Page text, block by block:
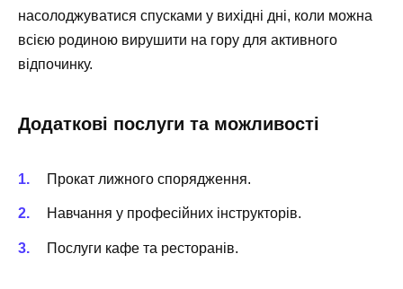
насолоджуватися спусками у вихідні дні, коли можна
всією родиною вирушити на гору для активного
відпочинку.
Додаткові послуги та можливості
Прокат лижного спорядження.
Навчання у професійних інструкторів.
Послуги кафе та ресторанів.